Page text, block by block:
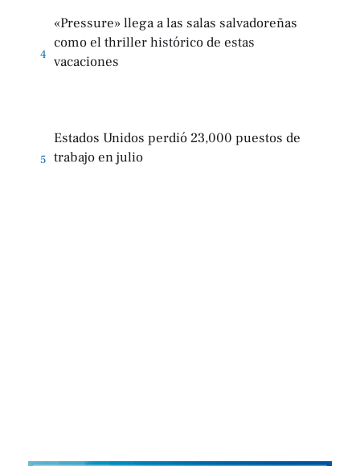
4
«Pressure» llega a las salas salvadoreñas
como el thriller histórico de estas
vacaciones
5
Estados Unidos perdió 23,000 puestos de
trabajo en julio